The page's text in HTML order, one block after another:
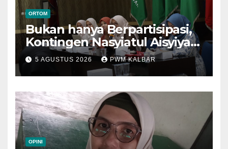
ORTOM
Bukan hanya Berpartisipasi,
Kontingen Nasyiatul Aisyiyah
Kalbar Perjuangkan Program
di Muktamar XV
5 AGUSTUS 2026 PWM KALBAR
OPINI